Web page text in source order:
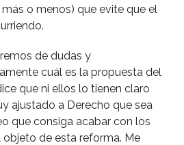
o menos) que evite que el
de dudas y
cuál es la propuesta del
que ni ellos lo tienen claro
ajustado a Derecho que sea
que consiga acabar con los
objeto de esta reforma. Me